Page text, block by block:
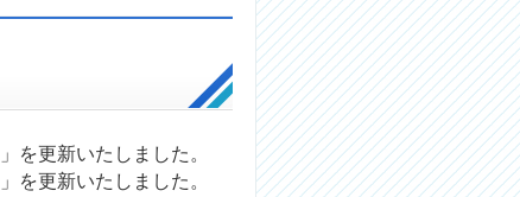
」を更新いたしました。
」を更新いたしました。